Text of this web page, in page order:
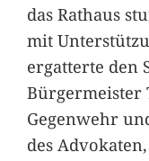
das Rathaus
mit
ergatterte den
Bürgermeister
Gegenwehr
des